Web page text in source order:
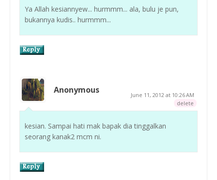
Ya Allah kesiannyew... hurmmm... ala, bulu je pun,
bukannya kudis.. hurmmm...
Anonymous
June 11, 2012 at 10:26 AM
delete
kesian. Sampai hati mak bapak dia tinggalkan
seorang kanak2 mcm ni.